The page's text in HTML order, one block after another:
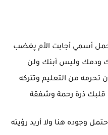
أسمي أجابت الأم پغضب
ودمك وليس أبنك ولن
من التعليم وتتركه
ذرة رحمة وشفقة
وجوده هنا ولا أريد رؤيته